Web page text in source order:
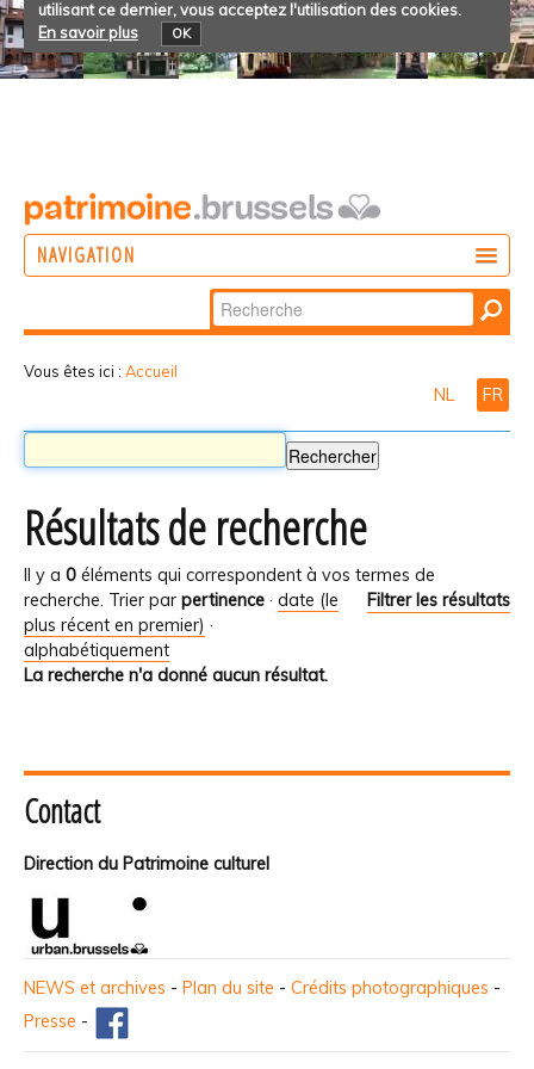
utilisant ce dernier, vous acceptez l'utilisation des cookies.
En savoir plus
OK
NAVIGATION
Chercher par
Recherche
Vous êtes ici : Accueil
NL FR
Résultats de recherche
Il y a 0 éléments qui correspondent à vos termes de
recherche.
Filtrer les résultats
Trier par pertinence · date (le
plus récent en premier) ·
alphabétiquement
La recherche n'a donné aucun résultat.
Contact
Direction du Patrimoine culturel
NEWS et archives - Plan du site - Crédits photographiques -
Presse -